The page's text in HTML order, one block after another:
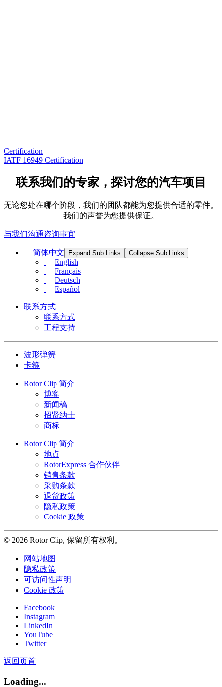
Certification
IATF 16949 Certification
联系我们的专家，探讨您的汽车项目
无论您处在哪个阶段，我们的团队都能为您提供合适的零件。
我们的声誉为您提供保证。
与我们沟通咨询事宜
简体中文 Expand Sub Links Collapse Sub Links
English
Français
Deutsch
Español
联系方式
联系方式
工程支持
波形弹簧
卡箍
Rotor Clip 简介
博客
新闻稿
招贤纳士
商标
Rotor Clip 简介
地点
RotorExpress 合作伙伴
销售条款
采购条款
退货政策
隐私政策
Cookie 政策
© 2026 Rotor Clip, 保留所有权利。
网站地图
隐私政策
可访问性声明
Cookie 政策
Facebook
Instagram
LinkedIn
YouTube
Twitter
返回页首
Loading...